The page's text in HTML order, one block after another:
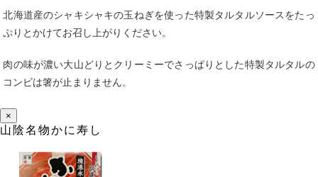
北海道産のシャキシャキの玉ねぎを使った特製タルタルソースをたっ
ぷりとかけてお召し上がりください。
肉の味が濃い大山どりとクリーミーでさっぱりとした特製タルタルの
コンビは箸が止まりません。
×
山陰名物かに寿し